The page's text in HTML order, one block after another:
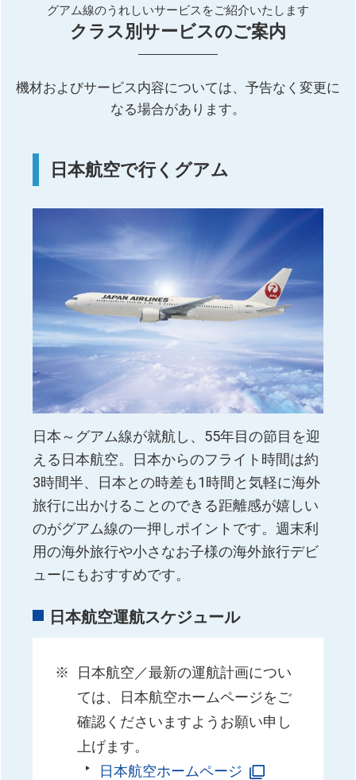
グアム線のうれしいサービスをご紹介いたします
クラス別サービスのご案内
機材およびサービス内容については、予告なく変更に
なる場合があります。
日本航空で行くグアム
日本～グアム線が就航し、55年目の節目を迎
える日本航空。日本からのフライト時間は約
3時間半、日本との時差も1時間と気軽に海外
旅行に出かけることのできる距離感が嬉しい
のがグアム線の一押しポイントです。週末利
用の海外旅行や小さなお子様の海外旅行デビ
ューにもおすすめです。
日本航空運航スケジュール
日本航空／最新の運航計画につい
ては、日本航空ホームページをご
確認くださいますようお願い申し
上げます。
日本航空ホームページ